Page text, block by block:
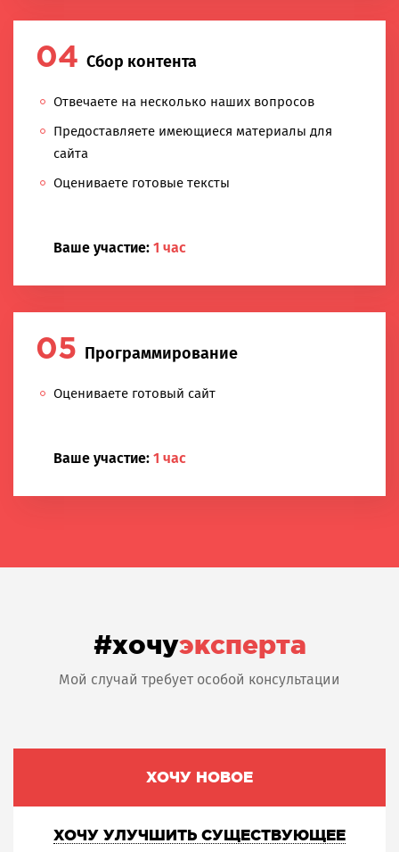
Сбор контента
Отвечаете на несколько наших вопросов
Предоставляете имеющиеся материалы для
сайта
Оцениваете готовые тексты
Ваше участие: 1 час
Программирование
Оцениваете готовый сайт
Ваше участие: 1 час
#хочуэксперта
Мой случай требует особой консультации
ХОЧУ НОВОЕ
ХОЧУ УЛУЧШИТЬ СУЩЕСТВУЮЩЕЕ